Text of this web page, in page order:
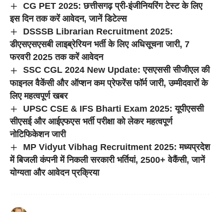
CG PET 2025: छत्तीसगढ़ प्री-इंजीनियरिंग टेस्ट के लिए
इस दिन तक करें आवेदन, जानें डिटेल्स
DSSSB Librarian Recruitment 2025:
डीएसएसएसबी लाइब्रेरियन भर्ती के लिए अधिसूचना जारी, 7
फरवरी 2025 तक करें आवेदन
SSC CGL 2024 New Update: एसएससी सीजीएल की
फाइनल वैकेंसी और ऑप्शन कम प्रेफरेंस फॉर्म जारी, उम्मीदवारों के
लिए महत्वपूर्ण खबर
UPSC CSE & IFS Bharti Exam 2025: यूपीएससी
सीएसई और आईएफएस भर्ती परीक्षा को लेकर महत्वपूर्ण
नोटिफिकेशन जारी
MP Vidyut Vibhag Recruitment 2025: मध्यप्रदेश
में बिजली कंपनी में निकली सरकारी भर्तियां, 2500+ वेकैंसी, जानें
योग्यता और आवेदन प्रक्रिया